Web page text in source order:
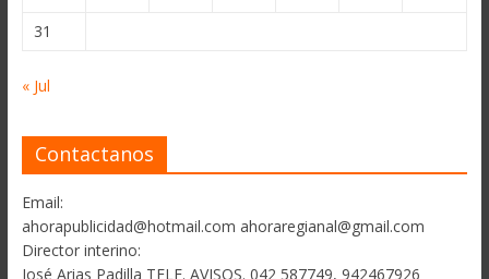
31
« Jul
Contactanos
Email:
ahorapublicidad@hotmail.com ahoraregianal@gmail.com
Director interino:
José Arias Padilla TELF. AVISOS. 042 587749, 942467926